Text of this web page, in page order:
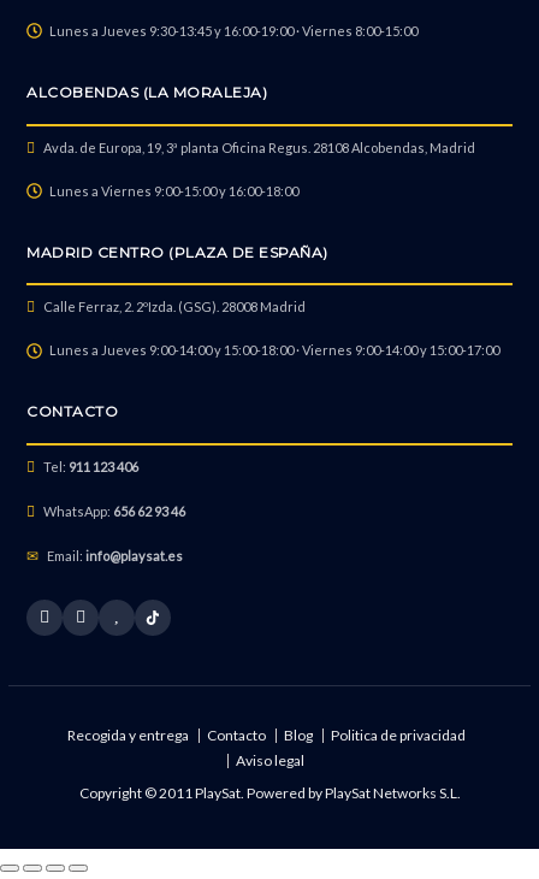
Lunes a Jueves 9:30-13:45 y 16:00-19:00 · Viernes 8:00-15:00
ALCOBENDAS (LA MORALEJA)
Avda. de Europa, 19, 3ª planta Oficina Regus. 28108 Alcobendas, Madrid
Lunes a Viernes 9:00-15:00 y 16:00-18:00
MADRID CENTRO (PLAZA DE ESPAÑA)
Calle Ferraz, 2. 2ºIzda. (GSG). 28008 Madrid
Lunes a Jueves 9:00-14:00 y 15:00-18:00 · Viernes 9:00-14:00 y 15:00-17:00
CONTACTO
Tel: 911 123 406
WhatsApp: 656 62 93 46
Email:info@playsat.es
Recogida y entrega Contacto Blog
Politica de privacidad
Aviso legal
Copyright © 2011 PlaySat. Powered byPlaySat Networks S.L.